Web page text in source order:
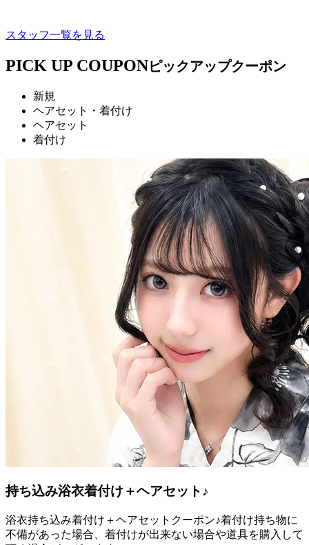
スタッフ一覧を見る
PICK UP COUPONピックアップクーポン
新規
ヘアセット・着付け
ヘアセット
着付け
持ち込み浴衣着付け＋ヘアセット♪
浴衣持ち込み着付け＋ヘアセットクーポン♪着付け持ち物に
不備があった場合、着付けが出来ない場合や道具を購入して